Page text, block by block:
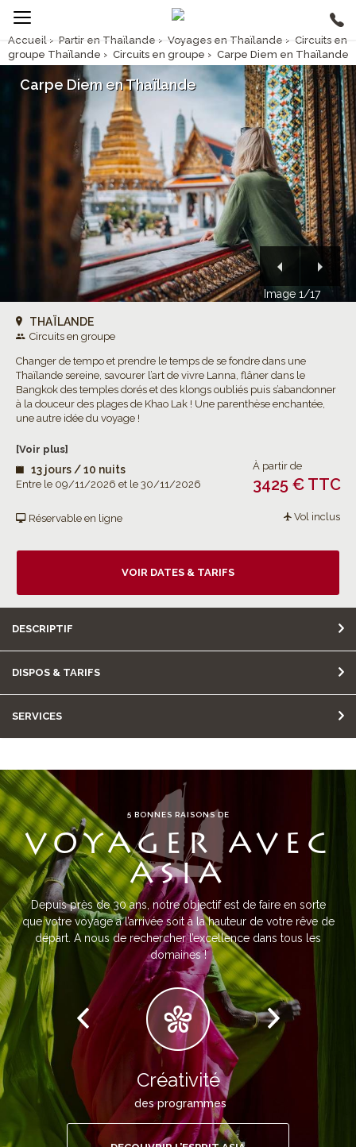
Accueil › Partir en Thaïlande › Voyages en Thaïlande › Circuits en
groupe Thaïlande › Circuits en groupe › Carpe Diem en Thaïlande
Image 1/17
Carpe Diem en Thaïlande
THAÏLANDE
Circuits en groupe
Changer de tempo et prendre le temps de se fondre dans une
Thaïlande sereine, savourer l’art de vivre Lanna, flâner dans le
Bangkok des temples dorés et des klongs oubliés puis s’abandonner
à la douceur des plages de Khao Lak ! Une parenthèse enchantée,
une autre idée du voyage !
[Voir plus]
13 jours / 10 nuits
Entre le 09/11/2026 et le 30/11/2026
À partir de
3425 € TTC
Réservable en ligne Vol inclus
VOIR DATES & TARIFS
DESCRIPTIF
DISPOS & TARIFS
SERVICES
5 BONNES RAISONS DE
VOYAGER AVEC
ASIA
Depuis près de 30 ans, notre objectif est de faire en sorte
que votre voyage à l’arrivée soit à la hauteur de votre rêve de
départ. A nous de rechercher l’excellence dans tous les
domaines !
Créativité
des programmes